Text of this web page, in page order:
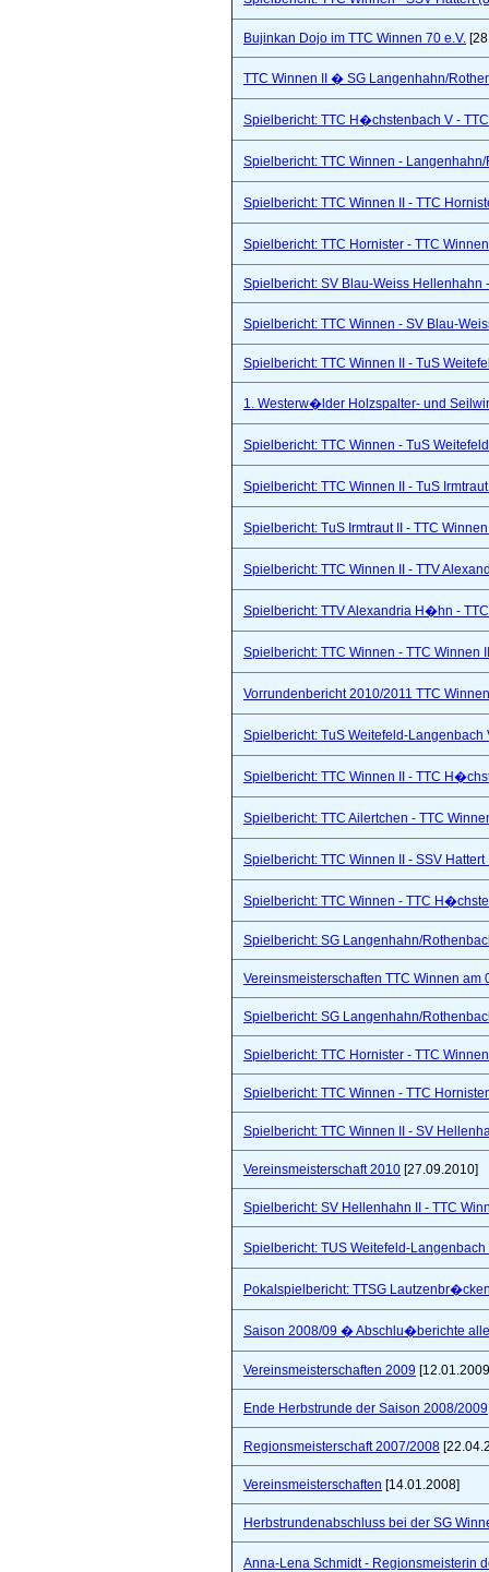
Bujinkan Dojo im TTC Winnen 70 e.V.
TTC Winnen II � SG Langenhahn/
Spielbericht: TTC H�chstenbach V -
Spielbericht: TTC Winnen -
Spielbericht: TTC Winnen II - TTC
Spielbericht: TTC Hornister - TTC
Spielbericht: SV Blau-Weiss Hellenhahn
Spielbericht: TTC Winnen - SV Blau-
Spielbericht: TTC Winnen II - TuS
1. Westerw�lder Holzspalter- und
Spielbericht: TTC Winnen - TuS
Spielbericht: TTC Winnen II - TuS
Spielbericht: TuS Irmtraut II - TTC
Spielbericht: TTC Winnen II - TTV
Spielbericht: TTV Alexandria H�hn -
Spielbericht: TTC Winnen - TTC Winnen
Vorrundenbericht 2010/2011 TTC
Spielbericht: TuS Weitefeld-
Spielbericht: TTC Winnen II - TTC
Spielbericht: TTC Ailertchen - TTC
Spielbericht: TTC Winnen II - SSV
Spielbericht: TTC Winnen - TTC
Spielbericht: SG Langenhahn/
Vereinsmeisterschaften TTC Winnen am
Spielbericht: SG Langenhahn/
Spielbericht: TTC Hornister - TTC
Spielbericht: TTC Winnen - TTC
Spielbericht: TTC Winnen II - SV
Vereinsmeisterschaft 2010 [27.09.2010]
Spielbericht: SV Hellenhahn II - TTC
Spielbericht: TUS Weitefeld-
Pokalspielbericht: TTSG
Saison 2008/09 � Abschlu�berichte
Vereinsmeisterschaften 2009
Ende Herbstrunde der Saison 2008/2009
Regionsmeisterschaft 2007/2008
Vereinsmeisterschaften [14.01.2008]
Herbstrundenabschluss bei der SG
Anna-Lena Schmidt - Regionsmeisterin